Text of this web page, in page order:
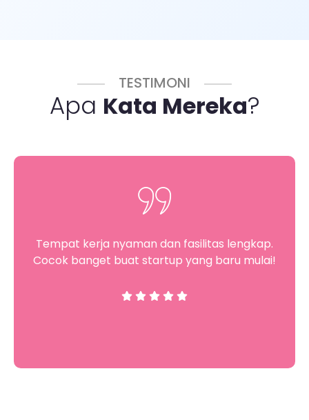
TESTIMONI
Apa Kata Mereka?
Tempat kerja nyaman dan fasilitas lengkap.
Cocok banget buat startup yang baru mulai!